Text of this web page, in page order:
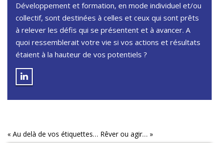
Développement et formation, en mode individuel et/ou
collectif, sont destinées à celles et ceux qui sont prêts
à relever les défis qui se présentent et à avancer. A
quoi ressemblerait votre vie si vos actions et résultats
étaient à la hauteur de vos potentiels ?
« Au delà de vos étiquettes… Rêver ou agir… »